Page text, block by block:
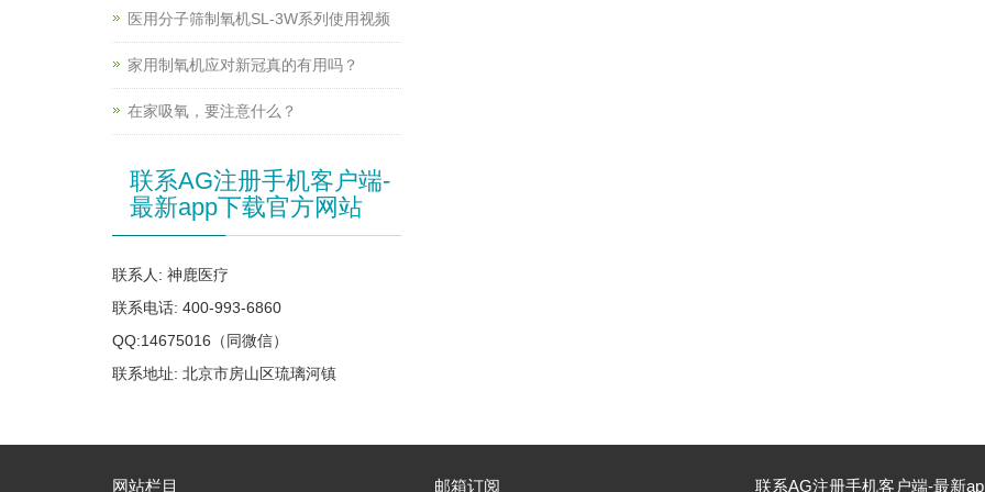
医用分子筛制氧机SL-3W系列使用视频
家用制氧机应对新冠真的有用吗？
在家吸氧，要注意什么？
联系AG注册手机客户端-
最新app下载官方网站
联系人: 神鹿医疗
联系电话: 400-993-6860
QQ:14675016（同微信）
联系地址: 北京市房山区琉璃河镇
网站栏目 邮箱订阅 联系AG注册手机客户端-最新